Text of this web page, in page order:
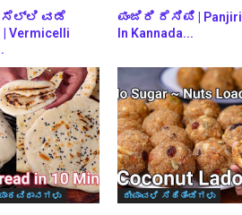
ವಡೆ
Vermicelli
ಪಂಜಿರಿ ರೆಸಿಪಿ | Panjiri
In Kannada...
ದೀಪಾವಳಿ ಸಿಹಿತಿಂಡಿಗಳು